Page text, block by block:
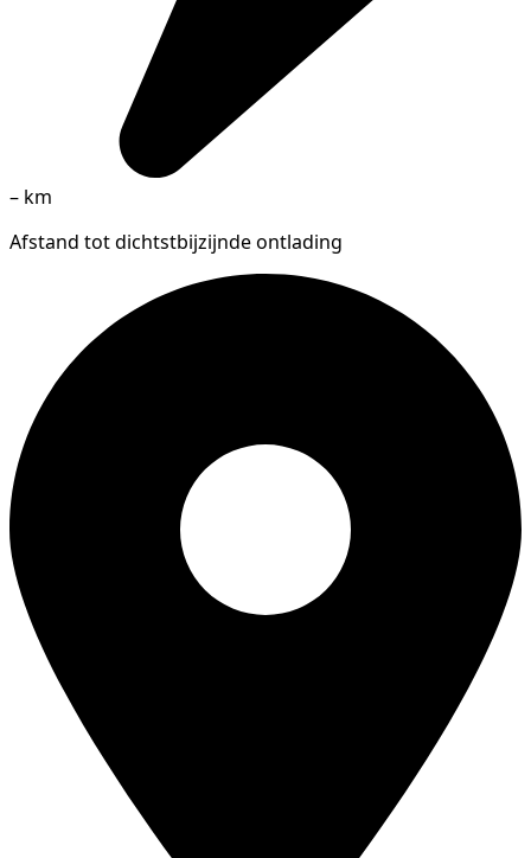
– km
Afstand tot dichtstbijzijnde ontlading